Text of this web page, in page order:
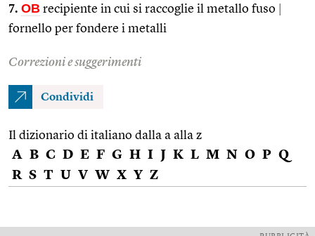
7. OB recipiente in cui si raccoglie il metallo fuso
fornello per fondere i metalli
Correzioni e suggerimenti
Condividi
Il dizionario di italiano dalla a alla z
A B C D E F G H I J K L M N O P Q
R S T U V W X Y Z